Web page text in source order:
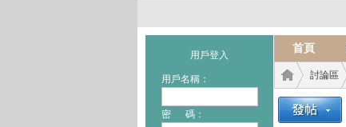
用戶登入
用戶名稱：
密 碼：
首頁
討論區